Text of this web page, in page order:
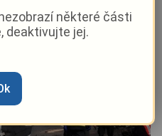
některé části
deaktivujte jej.